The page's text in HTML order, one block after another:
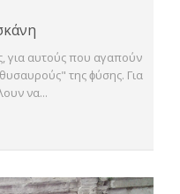
για αυτούς που αγαπούν
της ϕύσης. Για
να...